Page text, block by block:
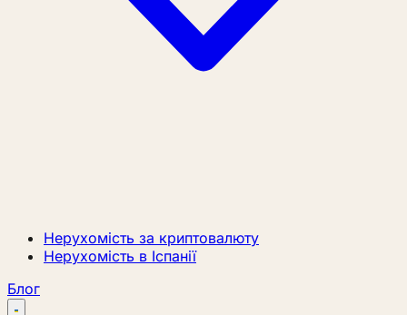
Нерухомість за криптовалюту
Нерухомість в Іспанії
Блог